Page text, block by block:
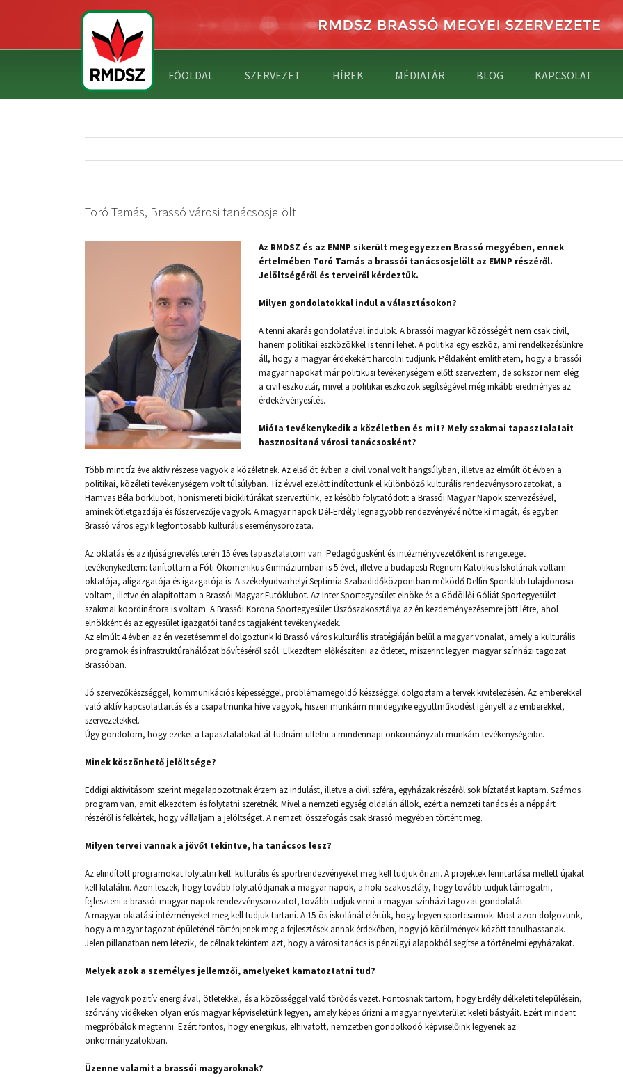
FŐOLDAL SZERVEZET HÍREK MÉDIATÁR BLOG KAPCSOLAT
Toró Tamás, Brassó városi tanácsosjelölt
Az RMDSZ és az EMNP sikerült megegyezzen Brassó megyében, ennek
értelmében Toró Tamás a brassói tanácsosjelölt az EMNP részéről.
Jelöltségéről és terveiről kérdeztük.
Milyen gondolatokkal indul a választásokon?
A tenni akarás gondolatával indulok. A brassói magyar közösségért nem csak civil,
hanem politikai eszközökkel is tenni lehet. A politika egy eszköz, ami rendelkezésünkre
áll, hogy a magyar érdekekért harcolni tudjunk. Példaként említhetem, hogy a brassói
magyar napokat már politikusi tevékenységem előtt szerveztem, de sokszor nem elég
a civil eszköztár, mivel a politikai eszközök segítségével még inkább eredményes az
érdekérvényesítés.
Mióta tevékenykedik a közéletben és mit? Mely szakmai tapasztalatait
hasznosítaná városi tanácsosként?
Több mint tíz éve aktív részese vagyok a közéletnek. Az első öt évben a civil vonal volt hangsúlyban, illetve az elmúlt öt évben a
politikai, közéleti tevékenységem volt túlsúlyban. Tíz évvel ezelőtt indítottunk el különböző kulturális rendezvénysorozatokat, a
Hamvas Béla borklubot, honismereti biciklitúrákat szerveztünk, ez később folytatódott a Brassói Magyar Napok szervezésével,
aminek ötletgazdája és főszervezője vagyok. A magyar napok Dél-Erdély legnagyobb rendezvényévé nőtte ki magát, és egyben
Brassó város egyik legfontosabb kulturális eseménysorozata.
Az oktatás és az ifjúságnevelés terén 15 éves tapasztalatom van. Pedagógusként és intézményvezetőként is rengeteget
tevékenykedtem: tanítottam a Fóti Ökomenikus Gimnáziumban is 5 évet, illetve a budapesti Regnum Katolikus Iskolának voltam
oktatója, aligazgatója és igazgatója is. A székelyudvarhelyi Septimia Szabadidőközpontban működő Delfin Sportklub tulajdonosa
voltam, illetve én alapítottam a Brassói Magyar Futóklubot. Az Inter Sportegyesület elnöke és a Gödöllői Góliát Sportegyesület
szakmai koordinátora is voltam. A Brassói Korona Sportegyesület Úszószakosztálya az én kezdeményezésemre jött létre, ahol
elnökként és az egyesület igazgatói tanács tagjaként tevékenykedek.
Az elmúlt 4 évben az én vezetésemmel dolgoztunk ki Brassó város kulturális stratégiáján belül a magyar vonalat, amely a kulturális
programok és infrastruktúrahálózat bővítéséről szól. Elkezdtem előkészíteni az ötletet, miszerint legyen magyar színházi tagozat
Brassóban.
Jó szervezőkészséggel, kommunikációs képességgel, problémamegoldó készséggel dolgoztam a tervek kivitelezésén. Az emberekkel
való aktív kapcsolattartás és a csapatmunka híve vagyok, hiszen munkáim mindegyike együttműködést igényelt az emberekkel,
szervezetekkel.
Úgy gondolom, hogy ezeket a tapasztalatokat át tudnám ültetni a mindennapi önkormányzati munkám tevékenységeibe.
Minek köszönhető jelöltsége?
Eddigi aktivitásom szerint megalapozottnak érzem az indulást, illetve a civil szféra, egyházak részéről sok bíztatást kaptam. Számos
program van, amit elkezdtem és folytatni szeretnék. Mivel a nemzeti egység oldalán állok, ezért a nemzeti tanács és a néppárt
részéről is felkértek, hogy vállaljam a jelöltséget. A nemzeti összefogás csak Brassó megyében történt meg.
Milyen tervei vannak a jövőt tekintve, ha tanácsos lesz?
Az elindított programokat folytatni kell: kulturális és sportrendezvényeket meg kell tudjuk őrizni. A projektek fenntartása mellett újakat
kell kitalálni. Azon leszek, hogy tovább folytatódjanak a magyar napok, a hoki-szakosztály, hogy tovább tudjuk támogatni,
fejleszteni a brassói magyar napok rendezvénysorozatot, tovább tudjuk vinni a magyar színházi tagozat gondolatát.
A magyar oktatási intézményeket meg kell tudjuk tartani. A 15-ös iskolánál elértük, hogy legyen sportcsarnok. Most azon dolgozunk,
hogy a magyar tagozat épületénél történjenek meg a fejlesztések annak érdekében, hogy jó körülmények között tanulhassanak.
Jelen pillanatban nem létezik, de célnak tekintem azt, hogy a városi tanács is pénzügyi alapokból segítse a történelmi egyházakat.
Melyek azok a személyes jellemzői, amelyeket kamatoztatni tud?
Tele vagyok pozitív energiával, ötletekkel, és a közösséggel való törődés vezet. Fontosnak tartom, hogy Erdély délkeleti településein,
szórvány vidékeken olyan erős magyar képviseletünk legyen, amely képes őrizni a magyar nyelvterület keleti bástyáit. Ezért mindent
megpróbálok megtenni. Ezért fontos, hogy energikus, elhivatott, nemzetben gondolkodó képviselőink legyenek az
önkormányzatokban.
Üzenne valamit a brassói magyaroknak?